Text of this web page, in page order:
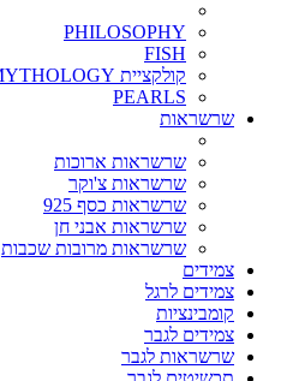
PHILOSOPHY
FISH
קולקציית MYTHOLOGY
PEARLS
שרשראות
שרשראות ארוכות
שרשראות צ'וקר
שרשראות כסף 925
שרשראות אבני חן
שרשראות מרובות שכבות
צמידים
צמידים לרגל
קומבינציות
צמידים לגבר
שרשראות לגבר